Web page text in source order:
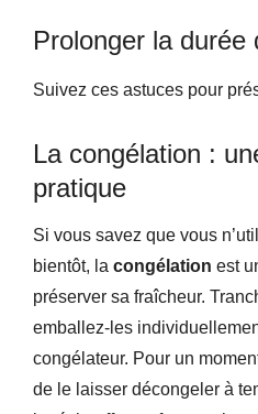
Prolonger la durée
Suivez ces astuces pour
La congélation :
pratique
Si vous savez que vous
bientôt, la congélation est
préserver sa fraîcheur.
emballez-les
congélateur. Pour un
de le laisser décongeler à